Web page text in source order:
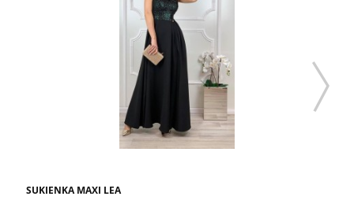
SUKIENKA MAXI LEA